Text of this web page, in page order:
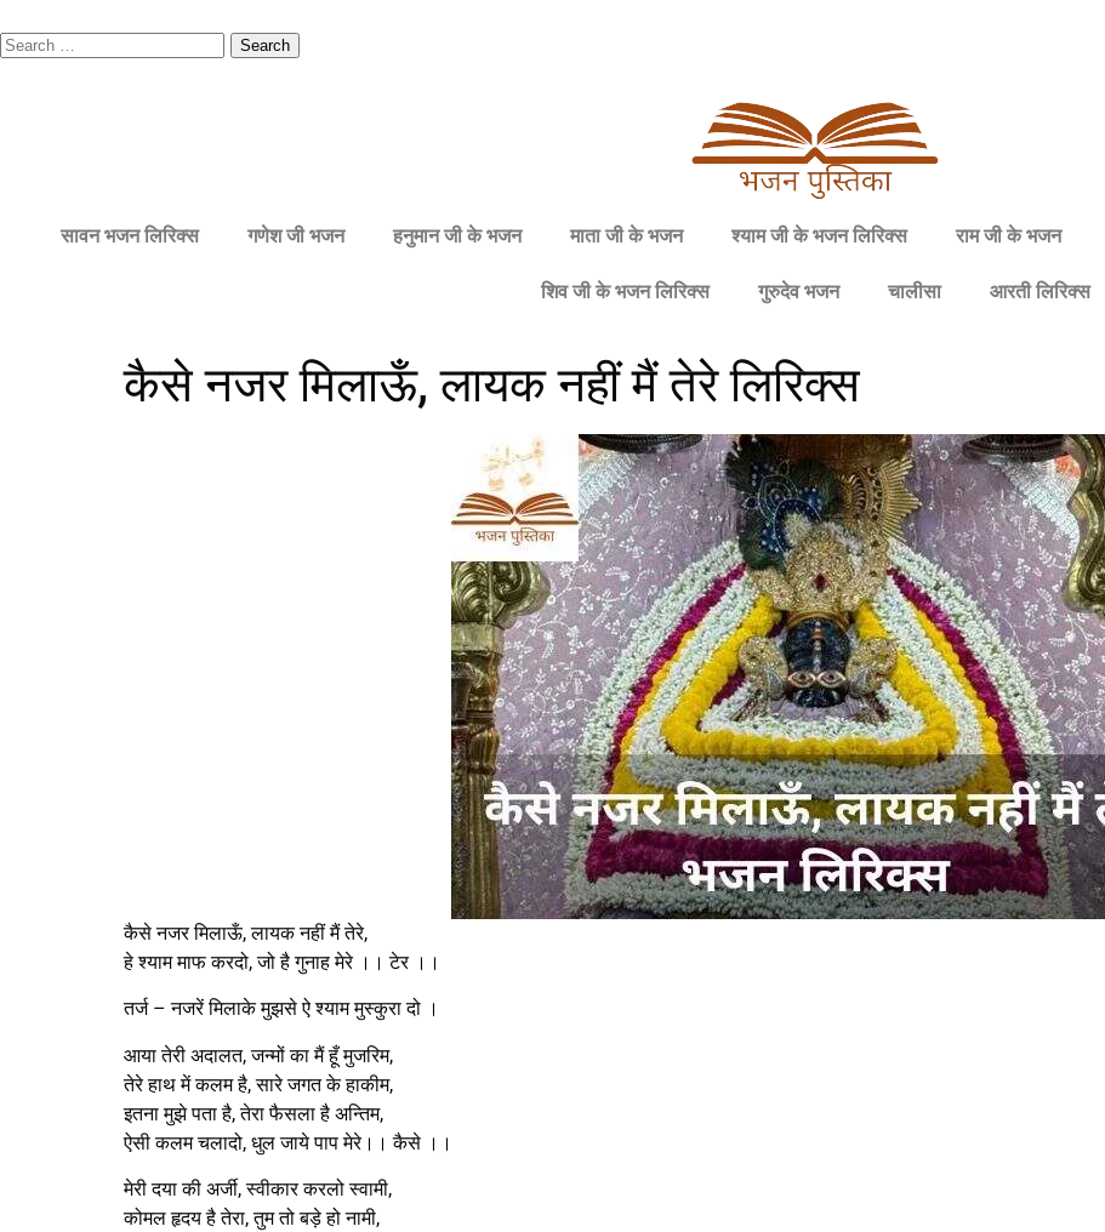
सावन भजन लिरिक्स गणेश जी भजन हनुमान जी के भजन माता जी के भजन श्याम जी के भजन लिरिक्स राम जी के भजन
शिव जी के भजन लिरिक्स गुरुदेव भजन चालीसा आरती लिरिक्स
कैसे नजर मिलाऊँ, लायक नहीं मैं तेरे लिरिक्स
कैसे नजर मिलाऊँ, लायक नहीं मैं तेरे,
हे श्याम माफ करदो, जो है गुनाह मेरे ।। टेर ।।
तर्ज – नजरें मिलाके मुझसे ऐ श्याम मुस्कुरा दो ।
आया तेरी अदालत, जन्मों का मैं हूँ मुजरिम,
तेरे हाथ में कलम है, सारे जगत के हाकीम,
इतना मुझे पता है, तेरा फैसला है अन्तिम,
ऐसी कलम चलादो, धुल जाये पाप मेरे।। कैसे ।।
मेरी दया की अर्जी, स्वीकार करलो स्वामी,
कोमल हृदय है तेरा, तुम तो बड़े हो नामी,